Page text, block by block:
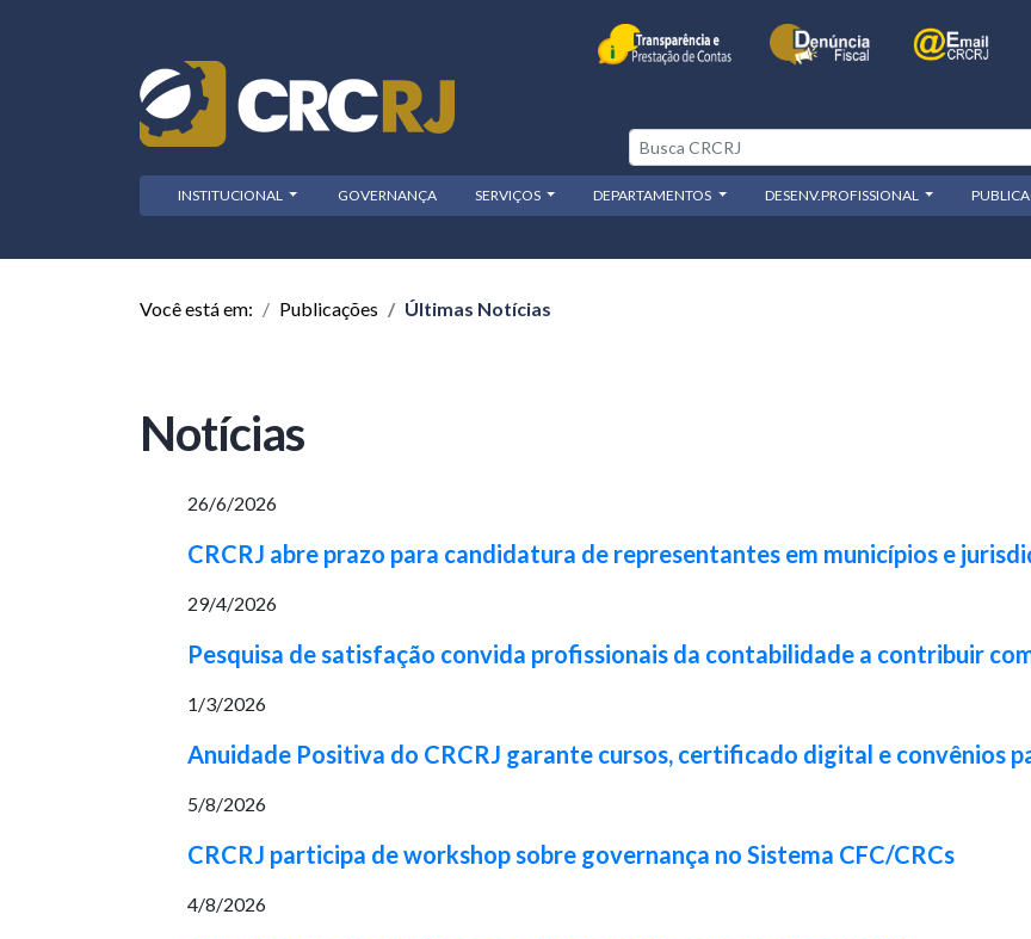
INSTITUCIONAL GOVERNANÇA SERVIÇOS DEPARTAMENTOS DESENV.PROFISSIONAL
Você está em: Publicações Últimas Notícias
Notícias
26/6/2026
CRCRJ abre prazo para candidatura de representantes em municípios e
29/4/2026
Pesquisa de satisfação convida profissionais da contabilidade a contribuir
1/3/2026
Anuidade Positiva do CRCRJ garante cursos, certificado digital e convênios
5/8/2026
CRCRJ participa de workshop sobre governança no Sistema CFC/CRCs
4/8/2026